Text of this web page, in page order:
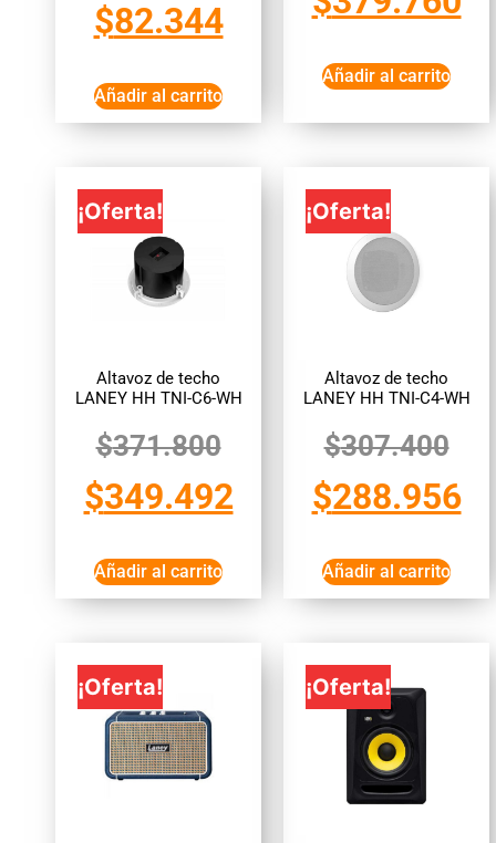
$82.344
Añadir al carrito
Añadir al carrito
¡Oferta!
Altavoz de techo
LANEY HH TNI-C6-WH
$371.800
$349.492
Añadir al carrito
¡Oferta!
Altavoz de techo
LANEY HH TNI-C4-WH
$307.400
$288.956
Añadir al carrito
¡Oferta! ¡Oferta!